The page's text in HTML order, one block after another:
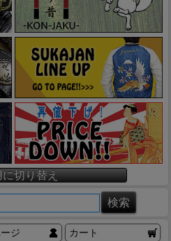
切り替え
ジ カート